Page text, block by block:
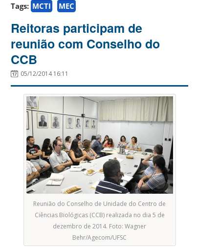
Tags: MCTI MEC
Reitoras participam de
reunião com Conselho do
CCB
05/12/2014 16:11
Reunião do Conselho de Unidade do Centro de
Ciências Biológicas (CCB) realizada no dia 5 de
dezembro de 2014. Foto: Wagner
Behr/Agecom/UFSC